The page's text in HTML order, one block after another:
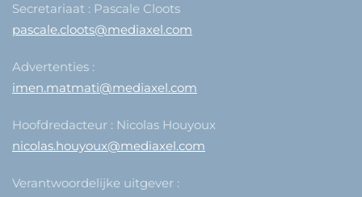
Secretariaat : Pascale Cloots
pascale.cloots@mediaxel.com
Advertenties :
imen.matmati@mediaxel.com
Hoofdredacteur : Nicolas Houyoux
nicolas.houyoux@mediaxel.com
Verantwoordelijke uitgever :